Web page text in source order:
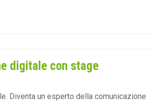
digitale con stage
Diventa un esperto della comunicazione